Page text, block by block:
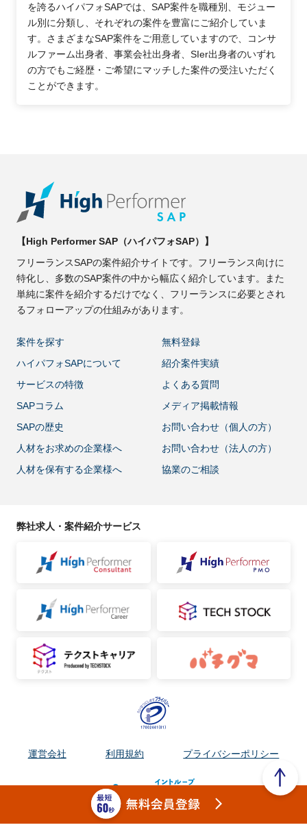
を誇るハイパフォSAPでは、SAP案件を職種別、モジュー
ル別に分類し、それぞれの案件を豊富にご紹介していま
す。さまざまなSAP案件をご用意していますので、コンサ
ルファーム出身者、事業会社出身者、SIer出身者のいずれ
の方でもご経歴・ご希望にマッチした案件の受注いただく
ことができます。
【High Performer SAP（ハイパフォSAP）】
フリーランスSAPの案件紹介サイトです。フリーランス向けに
特化し、多数のSAP案件の中から幅広く紹介しています。また
単純に案件を紹介するだけでなく、フリーランスに必要とされ
るフォローアップの仕組みがあります。
案件を探す
無料登録
ハイパフォSAPについて
紹介案件実績
サービスの特徴
よくある質問
SAPコラム
メディア掲載情報
SAPの歴史
お問い合わせ（個人の方）
人材をお求めの企業様へ
お問い合わせ（法人の方）
人材を保有する企業様へ
協業のご相談
弊社求人・案件紹介サービス
運営会社 利用規約 プライバシーポリシー